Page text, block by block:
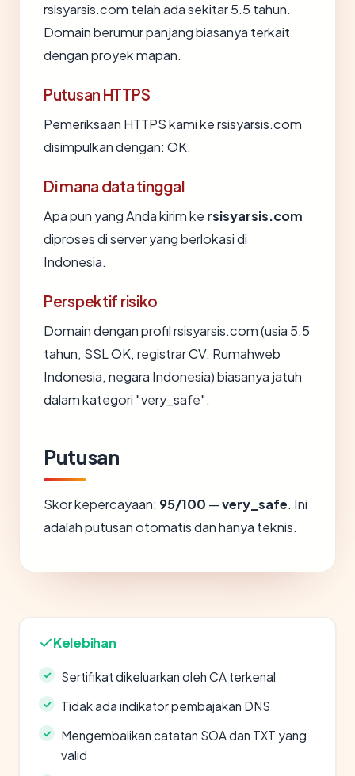
rsisyarsis.com telah ada sekitar 5.5 tahun.
Domain berumur panjang biasanya terkait
dengan proyek mapan.
Putusan HTTPS
Pemeriksaan HTTPS kami ke rsisyarsis.com
disimpulkan dengan: OK.
Di mana data tinggal
Apa pun yang Anda kirim ke rsisyarsis.com
diproses di server yang berlokasi di
Indonesia.
Perspektif risiko
Domain dengan profil rsisyarsis.com (usia 5.5
tahun, SSL OK, registrar CV. Rumahweb
Indonesia, negara Indonesia) biasanya jatuh
dalam kategori "very_safe".
Putusan
Skor kepercayaan: 95/100 —very_safe. Ini
adalah putusan otomatis dan hanya teknis.
Kelebihan
Sertifikat dikeluarkan oleh CA terkenal
Tidak ada indikator pembajakan DNS
Mengembalikan catatan SOA dan TXT yang
valid